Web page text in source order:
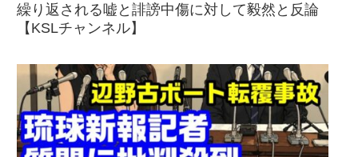
繰り返される嘘と誹謗中傷に対して毅然と反論
【KSLチャンネル】